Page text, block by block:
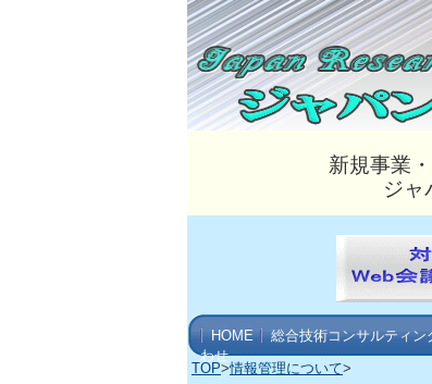
新規事業
ジャ
HOME 総合技術コンサルティン
わせ
TOP>情報管理について>